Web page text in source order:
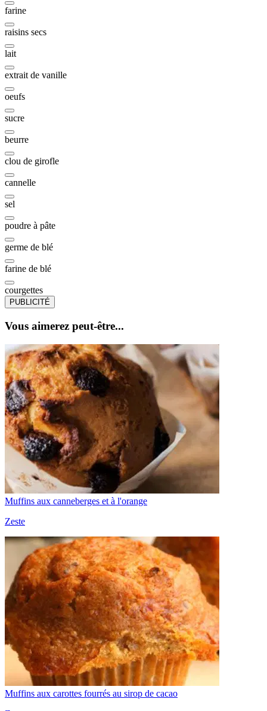
farine
raisins secs
lait
extrait de vanille
oeufs
sucre
beurre
clou de girofle
cannelle
sel
poudre à pâte
germe de blé
farine de blé
courgettes
PUBLICITÉ
Vous aimerez peut-être...
Muffins aux canneberges et à l'orange
Zeste
Muffins aux carottes fourrés au sirop de cacao